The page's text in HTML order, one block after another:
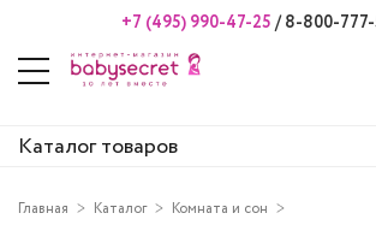
+7 (495) 990-47-25 /8-800-777-
Каталог товаров
Главная Каталог
Комната и сон